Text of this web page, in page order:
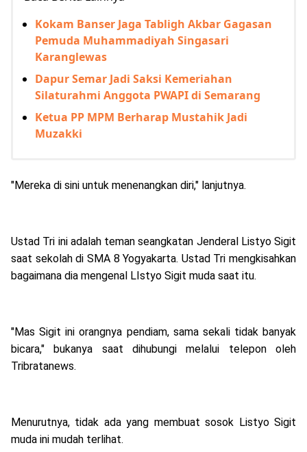
Kokam Banser Jaga Tabligh Akbar Gagasan
Pemuda Muhammadiyah Singasari
Karanglewas
Dapur Semar Jadi Saksi Kemeriahan
Silaturahmi Anggota PWAPI di Semarang
Ketua PP MPM Berharap Mustahik Jadi
Muzakki
"Mereka di sini untuk menenangkan diri," lanjutnya.
Ustad Tri ini adalah teman seangkatan Jenderal Listyo Sigit
saat sekolah di SMA 8 Yogyakarta. Ustad Tri mengkisahkan
bagaimana dia mengenal LIstyo Sigit muda saat itu.
"Mas Sigit ini orangnya pendiam, sama sekali tidak banyak
bicara," bukanya saat dihubungi melalui telepon oleh
Tribratanews.
Menurutnya, tidak ada yang membuat sosok Listyo Sigit
muda ini mudah terlihat.